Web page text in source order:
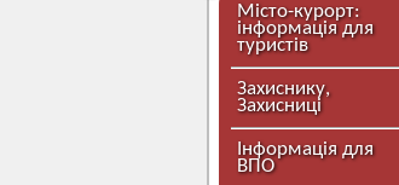
Місто-курорт:
інформація для
туристів
Захиснику,
Захисниці
Інформація для
ВПО